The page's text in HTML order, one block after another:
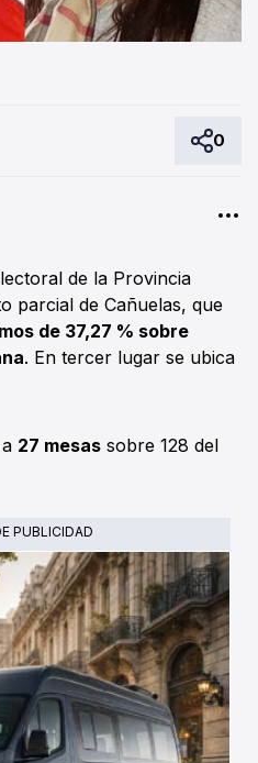
0
de la Provincia
parcial de Cañuelas, que
de 37,27 % sobre
. En tercer lugar se ubica
27 mesas sobre 128 del
PUBLICIDAD